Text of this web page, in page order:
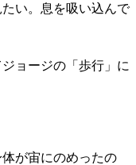
い。息を吸い込んで
ョージの「歩行」に
が宙にのめったの